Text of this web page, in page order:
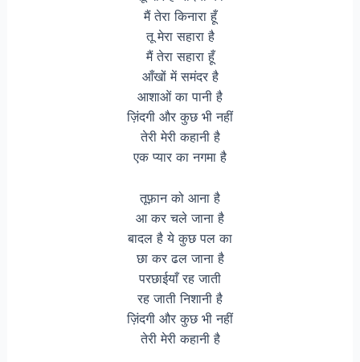
मैं तेरा किनारा हूँ
तू मेरा सहारा है
मैं तेरा सहारा हूँ
आँखों में समंदर है
आशाओं का पानी है
ज़िंदगी और कुछ भी नहीं
तेरी मेरी कहानी है
एक प्यार का नगमा है
तूफ़ान को आना है
आ कर चले जाना है
बादल है ये कुछ पल का
छा कर ढल जाना है
परछाईयाँ रह जाती
रह जाती निशानी है
ज़िंदगी और कुछ भी नहीं
तेरी मेरी कहानी है